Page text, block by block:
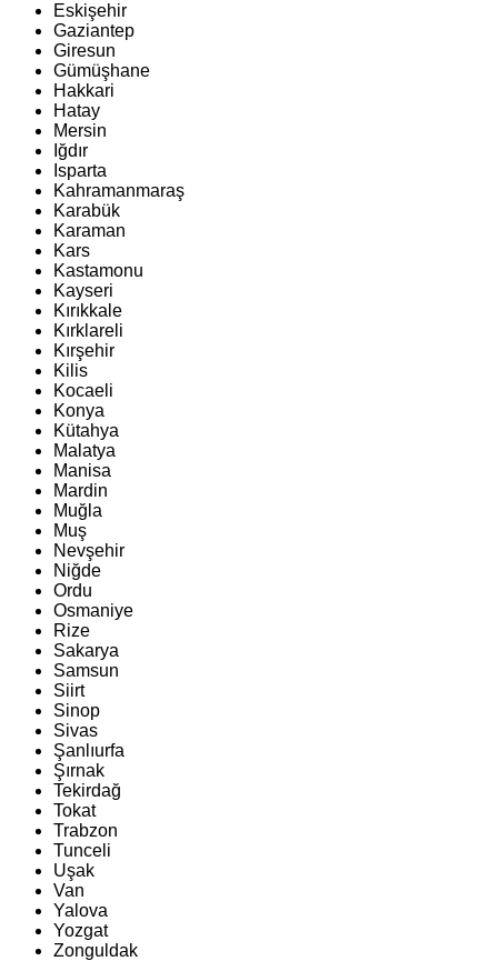
Eskişehir
Gaziantep
Giresun
Gümüşhane
Hakkari
Hatay
Mersin
Iğdır
Isparta
Kahramanmaraş
Karabük
Karaman
Kars
Kastamonu
Kayseri
Kırıkkale
Kırklareli
Kırşehir
Kilis
Kocaeli
Konya
Kütahya
Malatya
Manisa
Mardin
Muğla
Muş
Nevşehir
Niğde
Ordu
Osmaniye
Rize
Sakarya
Samsun
Siirt
Sinop
Sivas
Şanlıurfa
Şırnak
Tekirdağ
Tokat
Trabzon
Tunceli
Uşak
Van
Yalova
Yozgat
Zonguldak